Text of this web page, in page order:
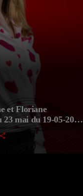
et Floriane
mai du 19-05-2026
EMILIE